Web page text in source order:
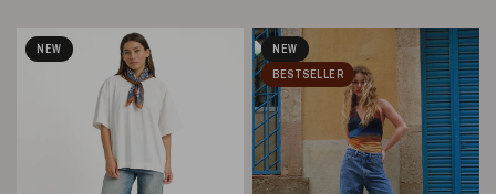
NEW
NEW
BESTSELLER